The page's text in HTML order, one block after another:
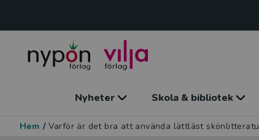
Nyheter Skola & bibliotek
Hem / Varför är det bra att använda lättläst